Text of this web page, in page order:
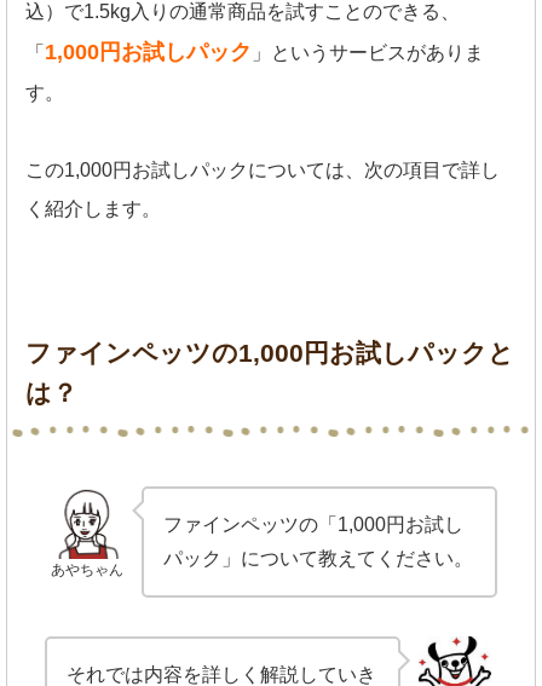
込）で1.5kg入りの通常商品を試すことのできる、
「 1,000円お試しパック 」というサービスがありま
す。
この1,000円お試しパックについては、次の項目で詳し
く紹介します。
ファインペッツの1,000円お試しパックと
は？
あやちゃん
ファインペッツの「1,000円お試し
パック」について教えてください。
それでは内容を詳しく解説していき